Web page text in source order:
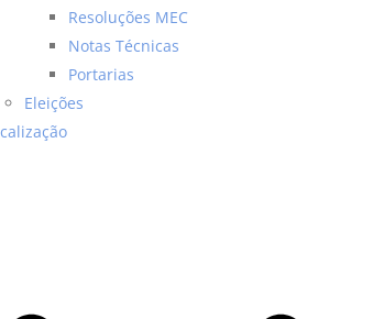
Resoluções MEC
Notas Técnicas
Portarias
Eleições